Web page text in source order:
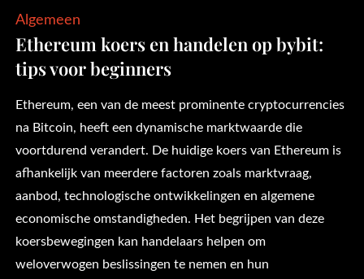
Algemeen
Ethereum koers en handelen op bybit:
tips voor beginners
Ethereum, een van de meest prominente cryptocurrencies
na Bitcoin, heeft een dynamische marktwaarde die
voortdurend verandert. De huidige koers van Ethereum is
afhankelijk van meerdere factoren zoals marktvraag,
aanbod, technologische ontwikkelingen en algemene
economische omstandigheden. Het begrijpen van deze
koersbewegingen kan handelaars helpen om
weloverwogen beslissingen te nemen en hun